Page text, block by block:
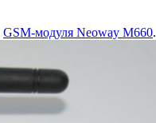
GSM-модуля Neoway M660.